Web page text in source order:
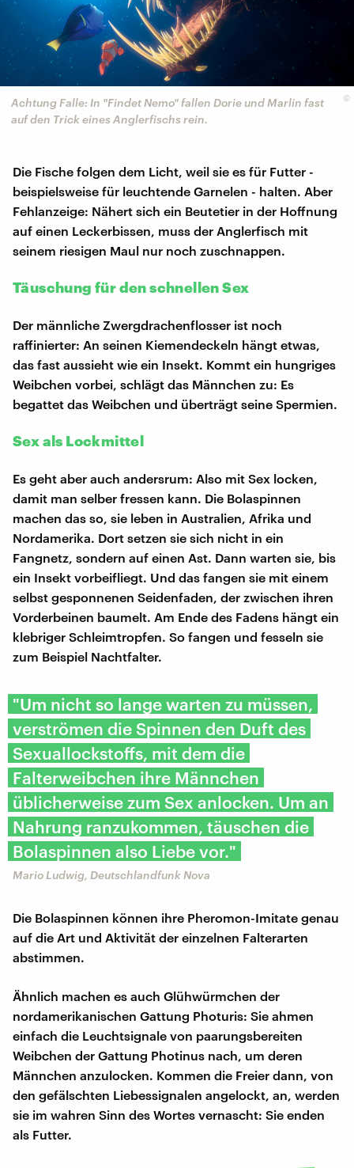
©
Achtung Falle: In "Findet Nemo" fallen Dorie und Marlin fast
auf den Trick eines Anglerfischs rein.
Die Fische folgen dem Licht, weil sie es für Futter -
beispielsweise für leuchtende Garnelen - halten. Aber
Fehlanzeige: Nähert sich ein Beutetier in der Hoffnung
auf einen Leckerbissen, muss der Anglerfisch mit
seinem riesigen Maul nur noch zuschnappen.
Täuschung für den schnellen Sex
Der männliche Zwergdrachenflosser ist noch
raffinierter: An seinen Kiemendeckeln hängt etwas,
das fast aussieht wie ein Insekt. Kommt ein hungriges
Weibchen vorbei, schlägt das Männchen zu: Es
begattet das Weibchen und überträgt seine Spermien.
Sex als Lockmittel
Es geht aber auch andersrum: Also mit Sex locken,
damit man selber fressen kann. Die Bolaspinnen
machen das so, sie leben in Australien, Afrika und
Nordamerika. Dort setzen sie sich nicht in ein
Fangnetz, sondern auf einen Ast. Dann warten sie, bis
ein Insekt vorbeifliegt. Und das fangen sie mit einem
selbst gesponnenen Seidenfaden, der zwischen ihren
Vorderbeinen baumelt. Am Ende des Fadens hängt ein
klebriger Schleimtropfen. So fangen und fesseln sie
zum Beispiel Nachtfalter.
"Um nicht so lange warten zu müssen,
verströmen die Spinnen den Duft des
Sexuallockstoffs, mit dem die
Falterweibchen ihre Männchen
üblicherweise zum Sex anlocken. Um an
Nahrung ranzukommen, täuschen die
Bolaspinnen also Liebe vor."
Mario Ludwig, Deutschlandfunk Nova
Die Bolaspinnen können ihre Pheromon-Imitate genau
auf die Art und Aktivität der einzelnen Falterarten
abstimmen.
Ähnlich machen es auch Glühwürmchen der
nordamerikanischen Gattung Photuris: Sie ahmen
einfach die Leuchtsignale von paarungsbereiten
Weibchen der Gattung Photinus nach, um deren
Männchen anzulocken. Kommen die Freier dann, von
den gefälschten Liebessignalen angelockt, an, werden
sie im wahren Sinn des Wortes vernascht: Sie enden
als Futter.